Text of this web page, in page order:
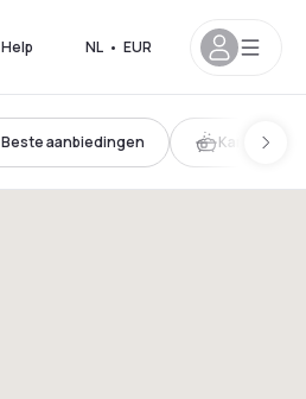
Help NL • EUR
Beste aanbiedingen Kamer met